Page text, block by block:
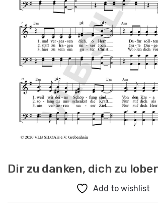
Dir zu danken, dich zu
Add to wishlist